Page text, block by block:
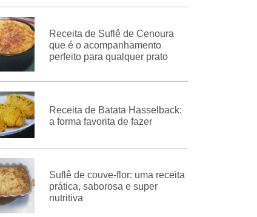
Receita de Suflê de Cenoura
que é o acompanhamento
perfeito para qualquer prato
Receita de Batata Hasselback:
a forma favorita de fazer
Suflê de couve-flor: uma receita
prática, saborosa e super
nutritiva